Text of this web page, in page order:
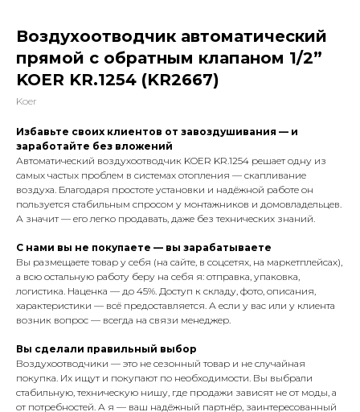
Воздухоотводчик автоматический
прямой с обратным клапаном 1/2”
KOER KR.1254 (KR2667)
Koer
Избавьте своих клиентов от завоздушивания — и
заработайте без вложений
Автоматический воздухоотводчик KOER KR.1254 решает одну из
самых частых проблем в системах отопления — скапливание
воздуха. Благодаря простоте установки и надёжной работе он
пользуется стабильным спросом у монтажников и домовладельцев.
А значит — его легко продавать, даже без технических знаний.
С нами вы не покупаете — вы зарабатываете
Вы размещаете товар у себя (на сайте, в соцсетях, на маркетплейсах),
а всю остальную работу беру на себя я: отправка, упаковка,
логистика. Наценка — до 45%. Доступ к складу, фото, описания,
характеристики — всё предоставляется. А если у вас или у клиента
возник вопрос — всегда на связи менеджер.
Вы сделали правильный выбор
Воздухоотводчики — это не сезонный товар и не случайная
покупка. Их ищут и покупают по необходимости. Вы выбрали
стабильную, техническую нишу, где продажи зависят не от моды, а
от потребностей. А я — ваш надёжный партнёр, заинтересованный